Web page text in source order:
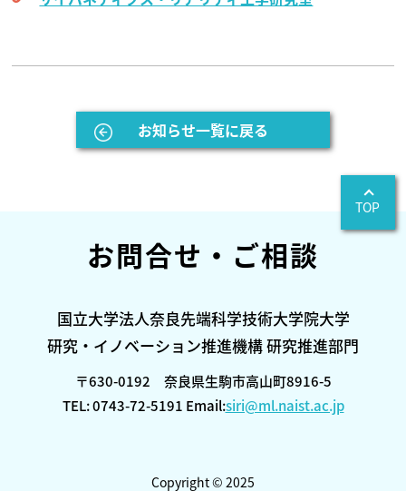
お知らせ一覧に戻る
お問合せ・ご相談
国立大学法人奈良先端科学技術大学院大学
研究・イノベーション推進機構 研究推進部門
〒630-0192 奈良県生駒市高山町8916-5
TEL: 0743-72-5191 Email:siri@ml.naist.ac.jp
Copyright © 2025
TOP